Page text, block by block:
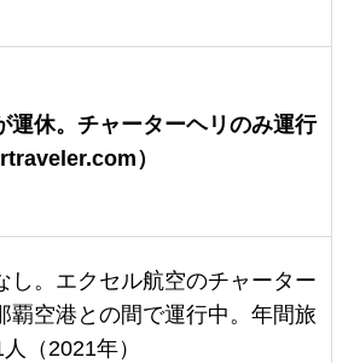
運休。チャーターヘリのみ運行
）
し。エクセル航空のチャーター
覇空港との間で運行中。年間旅
（2021年）